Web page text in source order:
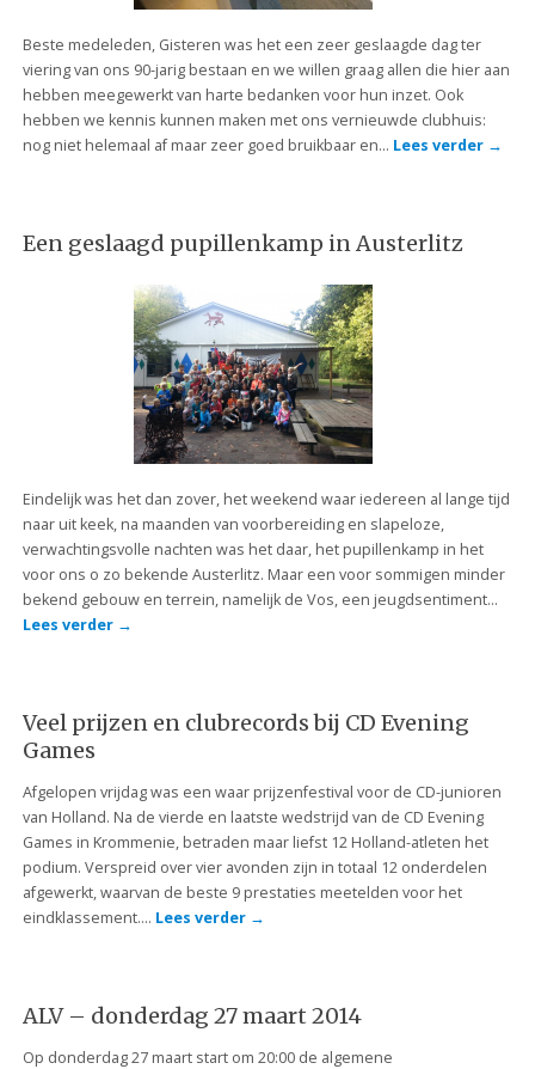
Beste medeleden, Gisteren was het een zeer geslaagde dag ter
viering van ons 90-jarig bestaan en we willen graag allen die hier aan
hebben meegewerkt van harte bedanken voor hun inzet. Ook
hebben we kennis kunnen maken met ons vernieuwde clubhuis:
nog niet helemaal af maar zeer goed bruikbaar en… Lees verder →
Een geslaagd pupillenkamp in Austerlitz
Eindelijk was het dan zover, het weekend waar iedereen al lange tijd
naar uit keek, na maanden van voorbereiding en slapeloze,
verwachtingsvolle nachten was het daar, het pupillenkamp in het
voor ons o zo bekende Austerlitz. Maar een voor sommigen minder
bekend gebouw en terrein, namelijk de Vos, een jeugdsentiment…
Lees verder →
Veel prijzen en clubrecords bij CD Evening
Games
Afgelopen vrijdag was een waar prijzenfestival voor de CD-junioren
van Holland. Na de vierde en laatste wedstrijd van de CD Evening
Games in Krommenie, betraden maar liefst 12 Holland-atleten het
podium. Verspreid over vier avonden zijn in totaal 12 onderdelen
afgewerkt, waarvan de beste 9 prestaties meetelden voor het
eindklassement…. Lees verder →
ALV – donderdag 27 maart 2014
Op donderdag 27 maart start om 20:00 de algemene